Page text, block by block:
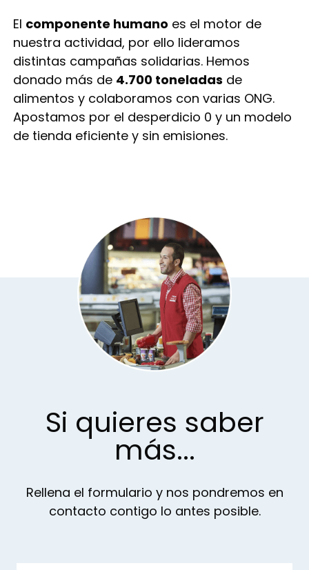
El componente humano es el motor de
nuestra actividad, por ello lideramos
distintas campañas solidarias. Hemos
donado más de 4.700 toneladas de
alimentos y colaboramos con varias ONG.
Apostamos por el desperdicio 0 y un modelo
de tienda eficiente y sin emisiones.
Si quieres saber
más...
Rellena el formulario y nos pondremos en
contacto contigo lo antes posible.